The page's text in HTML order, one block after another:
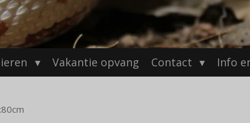
Vakantie opvang Contact Info